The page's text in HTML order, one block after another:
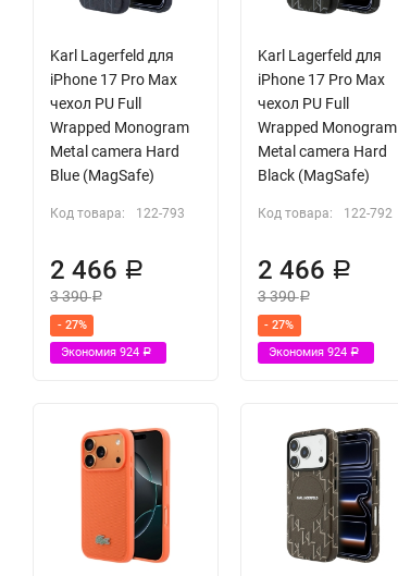
Karl Lagerfeld для
iPhone 17 Pro Max
чехол PU Full
Wrapped Monogram
Metal camera Hard
Blue (MagSafe)
Код товара: 122-793
2 466 Р
3 390Р
- 27%
Экономия 924 Р
Karl Lagerfeld для
iPhone 17 Pro Max
чехол PU Full
Wrapped Monogram
Metal camera Hard
Black (MagSafe)
Код товара: 122-792
2 466 Р
3 390Р
- 27%
Экономия 924 Р